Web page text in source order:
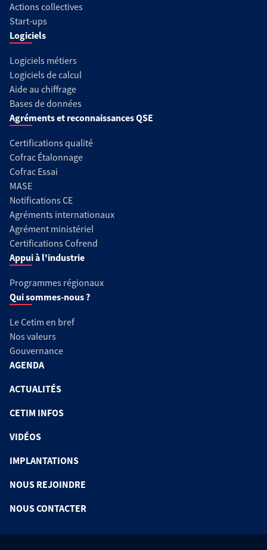
Actions collectives
Start-ups
Logiciels
Logiciels métiers
Logiciels de calcul
Aide au chiffrage
Bases de données
Agréments et reconnaissances QSE
Certifications qualité
Cofrac Étalonnage
Cofrac Essai
MASE
Notifications CE
Agréments internationaux
Agrément ministériel
Certifications Cofrend
Appui à l'industrie
Programmes régionaux
Qui sommes-nous ?
Le Cetim en bref
Nos valeurs
Gouvernance
AGENDA
ACTUALITÉS
CETIM INFOS
VIDÉOS
IMPLANTATIONS
NOUS REJOINDRE
NOUS CONTACTER